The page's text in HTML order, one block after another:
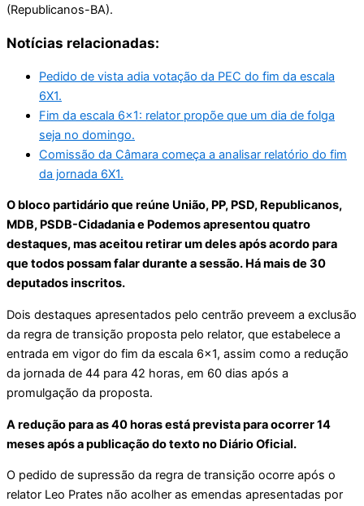
(Republicanos-BA).
Notícias relacionadas:
Pedido de vista adia votação da PEC do fim da escala
6X1.
Fim da escala 6×1: relator propõe que um dia de folga
seja no domingo.
Comissão da Câmara começa a analisar relatório do fim
da jornada 6X1.
O bloco partidário que reúne União, PP, PSD, Republicanos,
MDB, PSDB-Cidadania e Podemos apresentou quatro
destaques, mas aceitou retirar um deles após acordo para
que todos possam falar durante a sessão. Há mais de 30
deputados inscritos.
Dois destaques apresentados pelo centrão preveem a exclusão
da regra de transição proposta pelo relator, que estabelece a
entrada em vigor do fim da escala 6×1, assim como a redução
da jornada de 44 para 42 horas, em 60 dias após a
promulgação da proposta.
A redução para as 40 horas está prevista para ocorrer 14
meses após a publicação do texto no Diário Oficial.
O pedido de supressão da regra de transição ocorre após o
relator Leo Prates não acolher as emendas apresentadas por